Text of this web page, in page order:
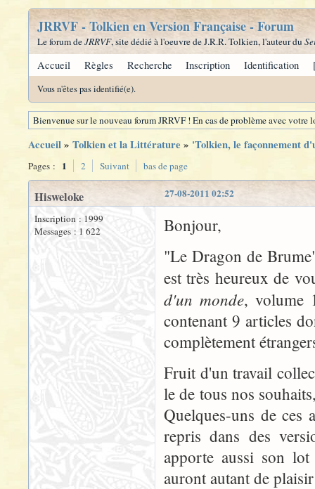
JRRVF - Tolkien en Version Française - Forum
Le forum deJRRVF, site dédié à l'oeuvre de J.R.R. Tolkien, l'auteur du
Accueil Règles Recherche Inscription Identification
Vous n'êtes pas identifié(e).
Bienvenue sur le nouveau forum JRRVF ! En cas de problème avec
Accueil» Tolkien et la Littérature » 'Tolkien, le façonnement
Pages : 1 2 Suivant bas de page
27-08-2011 02:52
Hisweloke
Inscription : 1999
Messages : 1 622
Bonjour,
"Le Dragon de
est très heureux de
d'un monde, volume
contenant 9 articles
complètement
Fruit d'un travail
le de tous nos
Quelques-uns de ces
repris dans des
apporte aussi son
auront autant de